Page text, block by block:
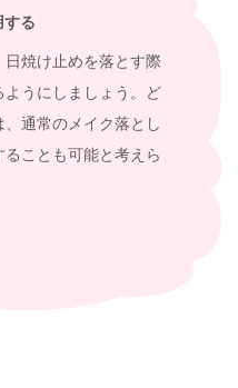
する
焼け止めを落とす際
うにしましょう。ど
通常のメイク落とし
ことも可能と考えら